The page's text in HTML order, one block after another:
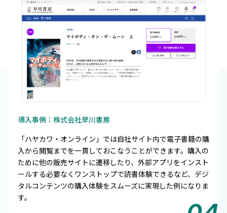
導入事例：株式会社早川書房
「ハヤカワ・オンライン」では自社サイト内で電子書籍の購
入から閲覧までを一貫しておこなうことができます。購入の
ために他の販売サイトに遷移したり、外部アプリをインスト
ールする必要なくワンストップで読書体験できるなど、デジ
タルコンテンツの購入体験をスムーズに実現した例になりま
す。